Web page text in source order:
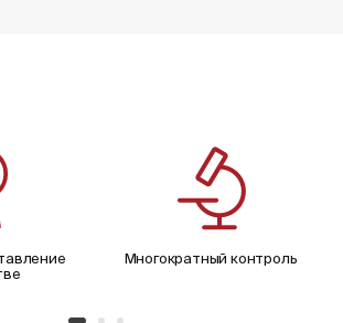
Многократный контроль